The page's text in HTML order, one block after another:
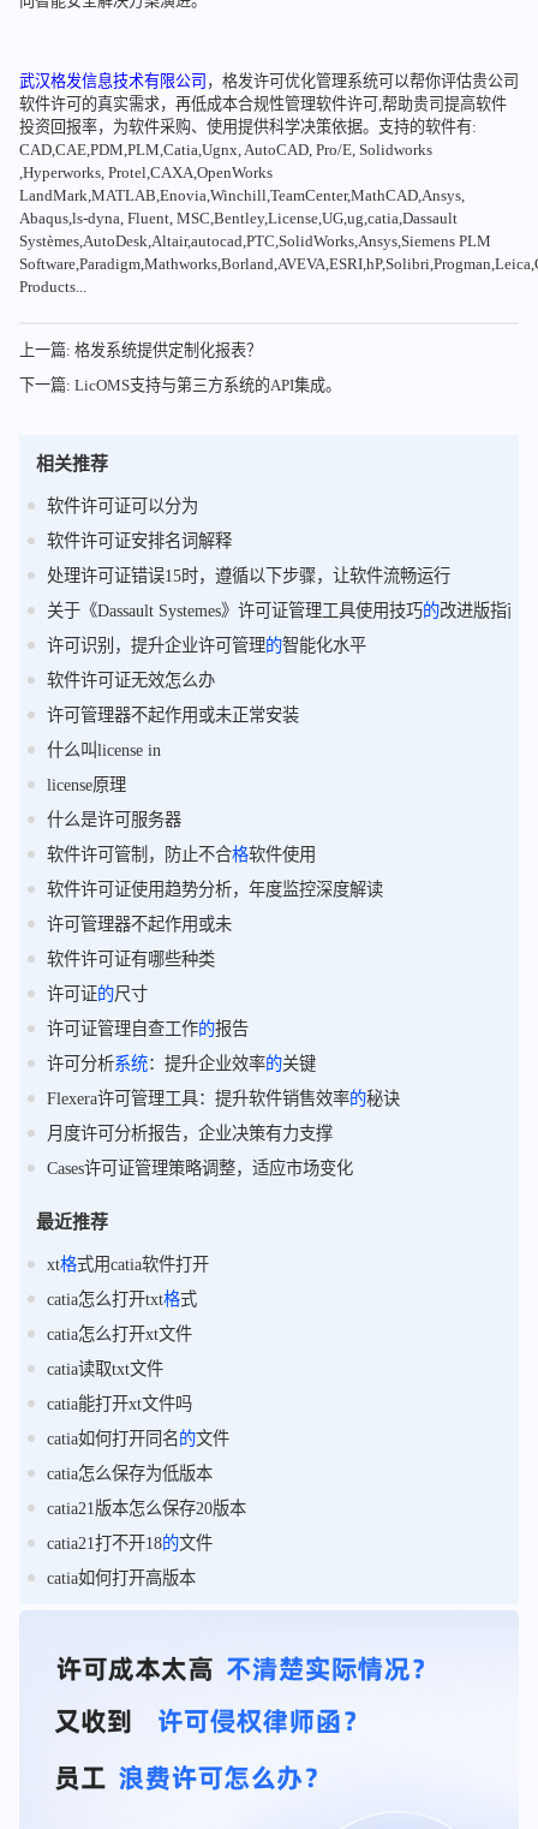
武汉格发信息技术有限公司 ，格发许可优化管理系统可以帮你评估贵公司
软件许可的真实需求，再低成本合规性管理软件许可,帮助贵司提高软件
投资回报率，为软件采购、使用提供科学决策依据。支持的软件有:
CAD,CAE,PDM,PLM,Catia,Ugnx, AutoCAD, Pro/E, Solidworks
,Hyperworks, Protel,CAXA,OpenWorks
LandMark,MATLAB,Enovia,Winchill,TeamCenter,MathCAD,Ansys,
Abaqus,ls-dyna, Fluent, MSC,Bentley,License,UG,ug,catia,Dassault
Systèmes,AutoDesk,Altair,autocad,PTC,SolidWorks,Ansys,Siemens PLM
Products...
上一篇: 格发系统提供定制化报表？
下一篇: LicOMS支持与第三方系统的API集成。
相关推荐
软件许可证可以分为
软件许可证安排名词解释
处理许可证错误15时，遵循以下步骤，让软件流畅运行
关于《Dassault Systemes》许可证管理工具使用技巧的改进版指南
许可识别，提升企业许可管理的智能化水平
软件许可证无效怎么办
许可管理器不起作用或未正常安装
什么叫license in
license原理
什么是许可服务器
软件许可管制，防止不合格软件使用
软件许可证使用趋势分析，年度监控深度解读
许可管理器不起作用或未
软件许可证有哪些种类
许可证的尺寸
许可证管理自查工作的报告
许可分析系统：提升企业效率的关键
Flexera许可管理工具：提升软件销售效率的秘诀
月度许可分析报告，企业决策有力支撑
Cases许可证管理策略调整，适应市场变化
最近推荐
xt格式用catia软件打开
catia怎么打开txt格式
catia怎么打开xt文件
catia读取txt文件
catia能打开xt文件吗
catia如何打开同名的文件
catia怎么保存为低版本
catia21版本怎么保存20版本
catia21打不开18的文件
catia如何打开高版本